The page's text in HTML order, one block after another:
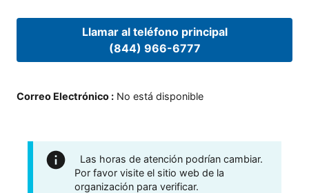
Llamar al teléfono principal
(844) 966-6777
Correo Electrónico : No está disponible
Las horas de atención podrían cambiar.
Por favor visite el sitio web de la
organización para verificar.